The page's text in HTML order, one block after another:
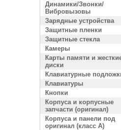
Динамики/Звонки/
Вибровызовы
Зарядные устройства
Защитные пленки
Защитные стекла
Камеры
Карты памяти и
диски
Клавиатурные
Клавиатуры
Кнопки
Корпуса и корпусные
запчасти (оригинал)
Корпуса и панели под
оригинал (класс A)